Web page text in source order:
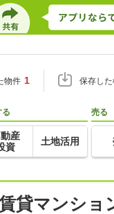
物件 1 保存し
る
産
資
土地活用
売る
貸マンショ